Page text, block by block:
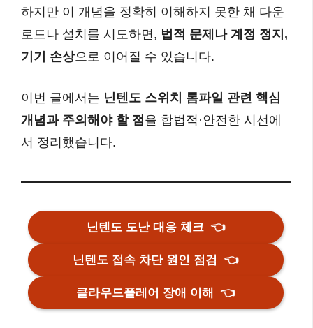
하지만 이 개념을 정확히 이해하지 못한 채 다운
로드나 설치를 시도하면, 법적 문제나 계정 정지,
기기 손상으로 이어질 수 있습니다.
이번 글에서는 닌텐도 스위치 롬파일 관련 핵심
개념과 주의해야 할 점 을 합법적·안전한 시선에
서 정리했습니다.
닌텐도 도난 대응 체크👈
닌텐도 접속 차단 원인 점검👈
클라우드플레어 장애 이해👈